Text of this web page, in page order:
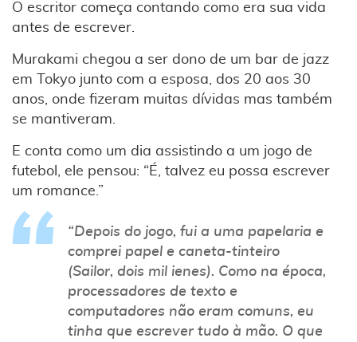
O escritor começa contando como era sua vida
antes de escrever.
Murakami chegou a ser dono de um bar de jazz
em Tokyo junto com a esposa, dos 20 aos 30
anos, onde fizeram muitas dívidas mas também
se mantiveram.
E conta como um dia assistindo a um jogo de
futebol, ele pensou: “É, talvez eu possa escrever
um romance.”
“Depois do jogo, fui a uma papelaria e
comprei papel e caneta-tinteiro
(Sailor, dois mil ienes). Como na época,
processadores de texto e
computadores não eram comuns, eu
tinha que escrever tudo à mão. O que